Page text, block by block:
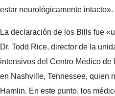
estar neurológicamente intacto».
La declaración de los Bills fue
Dr. Todd Rice, director de la
intensivos del Centro Médico
en Nashville, Tennessee, quien
Hamlin. En este punto, los